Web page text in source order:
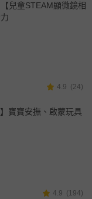
兒童STEAM顯微鏡相
4.9 (24)
寶寶安撫、啟蒙玩具
4.9 (194)